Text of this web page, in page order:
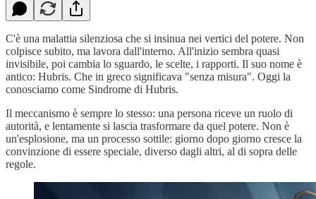
C'è una malattia silenziosa che si insinua nei vertici del potere. Non
colpisce subito, ma lavora dall'interno. All'inizio sembra quasi
invisibile, poi cambia lo sguardo, le scelte, i rapporti. Il suo nome è
antico: Hubris. Che in greco significava "senza misura". Oggi la
conosciamo come Sindrome di Hubris.
Il meccanismo è sempre lo stesso: una persona riceve un ruolo di
autorità, e lentamente si lascia trasformare da quel potere. Non è
un'esplosione, ma un processo sottile: giorno dopo giorno cresce la
convinzione di essere speciale, diverso dagli altri, al di sopra delle
regole.